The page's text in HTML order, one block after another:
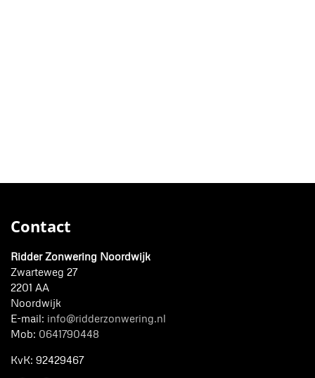
Contact
Ridder Zonwering Noordwijk
Zwarteweg 27
2201 AA
Noordwijk
E-mail: info@ridderzonwering.nl
Mob: 0641790448
KvK: 92429467